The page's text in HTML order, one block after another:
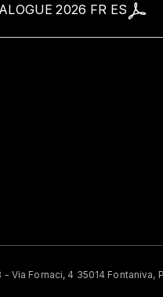
2026 FR ES
- Via Fornaci, 4 35014